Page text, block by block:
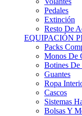
Pedales
Extinción
Resto De
EQUIPACIÓN
Packs
Monos De
Botines De
Guantes
Ropa
Cascos
Sistemas
Bolsas Y